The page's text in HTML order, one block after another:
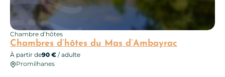
Chambre d’hôtes
Chambres d’hôtes du Mas d’Ambayrac
À partir de90 € / adulte
Promilhanes